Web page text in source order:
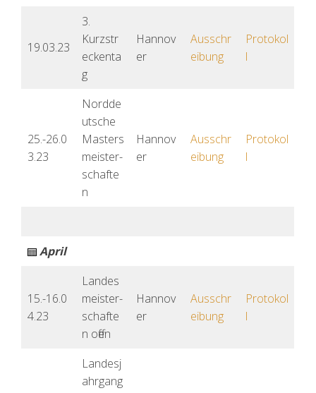
19.03.23
3.
Kurzstr
eckenta
g
Hannov
er
Ausschr
eibung
Protokol
l
25.-26.0
3.23
Nordde
utsche
Masters
meister-
schafte
n
Hannov
er
Ausschr
eibung
Protokol
l
April
15.-16.0
4.23
Landes
meister-
schafte
n offen
Hannov
er
Ausschr
eibung
Protokol
l
Landesj
ahrgang